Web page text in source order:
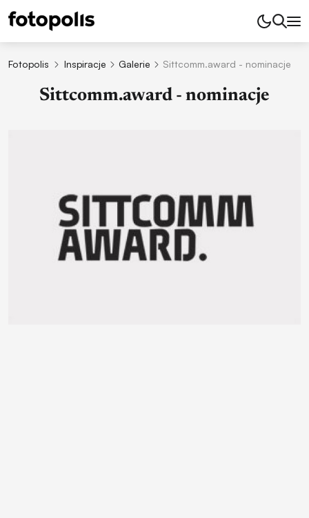
Fotopolis Inspiracje Galerie Sittcomm.award - nominacje
Sittcomm.award - nominacje